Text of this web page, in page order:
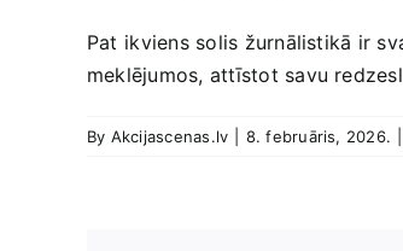
Pat⁤ ikviens solis žurnālistikā ir
meklējumos, attīstot savu‌
By Akcijascenas.lv 8. februāris, 2026.